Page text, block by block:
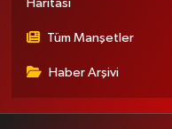
Haritası
Tüm Manşetler
Haber Arşivi